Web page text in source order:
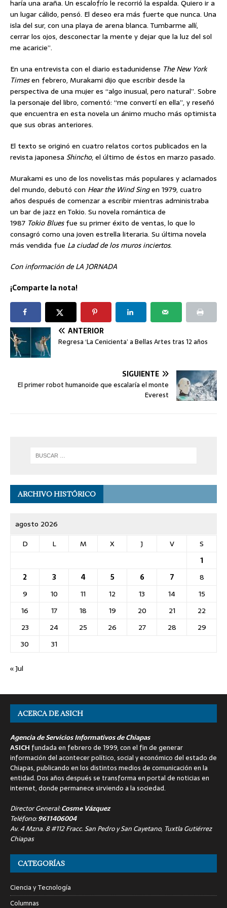
haría una araña. Un escalofrío le recorrió la espalda. Quiero ir a
un lugar cálido, pensó. El deseo era más fuerte que nunca. Una
isla del sur, con una playa de arena blanca. Tumbarme allí,
cerrar los ojos, desconectar la mente y dejar que la luz del sol
me acaricie”.
En una entrevista con el diario estadunidense The New York
Timesen febrero, Murakami dijo que escribir desde la
perspectiva de una mujer es “algo inusual, pero natural”. Sobre
la personaje del libro, comentó: “me convertí en ella”, y reseñó
que encuentra en esta novela un ánimo mucho más optimista
que sus obras anteriores.
El texto se originó en cuatro relatos cortos publicados en la
revista japonesa Shincho, el último de éstos en marzo pasado.
Murakami es uno de los novelistas más populares y aclamados
del mundo, debutó con Hear the Wind Singen 1979, cuatro
años después de comenzar a escribir mientras administraba
un bar de jazz en Tokio. Su novela romántica de
1987 Tokio Bluesfue su primer éxito de ventas, lo que lo
consagró como una joven estrella literaria. Su última novela
más vendida fue La ciudad de los muros inciertos.
Con información de LA JORNADA
¡Comparte la nota!
ANTERIOR
Regresa ‘La Cenicienta’ a Bellas Artes tras 12 años
SIGUIENTE
El primer robot humanoide que escalaría el monte
Everest
ARCHIVO HISTÓRICO
agosto 2026
D
L M X J V
S
1
2
3 4 5 6 7
8
9
10 11 12 13 14
15
16
17 18 19 20 21
22
23
24 25 26 27 28
29
30
31
« Jul
ACERCA DE ASICH
Agencia de Servicios Informativos de Chiapas
ASICH fundada en febrero de 1999, con el fin de generar
información del acontecer político, social y económico del estado de
Chiapas, publicando en los distintos medios de comunicación en la
entidad. Dos años después se transforma en portal de noticias en
internet, donde permanece sirviendo a la sociedad.
Director General:Cosme Vázquez
Teléfono:9611406004
Av. 4 Mzna. 8 #112 Fracc. San Pedro y San Cayetano, Tuxtla Gutiérrez
Chiapas
CATEGORÍAS
Ciencia y Tecnología
Columnas